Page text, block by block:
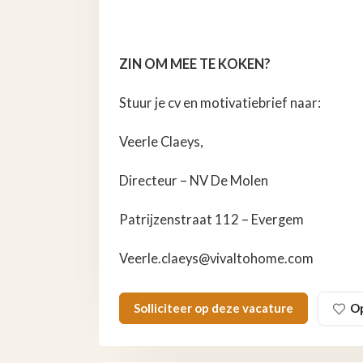
ZIN OM MEE TE KOKEN?
Stuur je cv en motivatiebrief naar:
Veerle Claeys,
Directeur – NV De Molen
Patrijzenstraat 112 – Evergem
Veerle.claeys@vivaltohome.com
Solliciteer op deze vacature